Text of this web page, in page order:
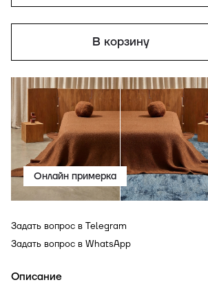
В корзину
Онлайн примерка
Задать вопрос в Telegram
Задать вопрос в WhatsApp
Описание